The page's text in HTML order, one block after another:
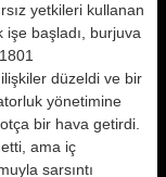
yetkileri kullanan
başladı, burjuva
düzeldi ve bir
yönetimine
bir hava getirdi.
ama iç
sarsıntı